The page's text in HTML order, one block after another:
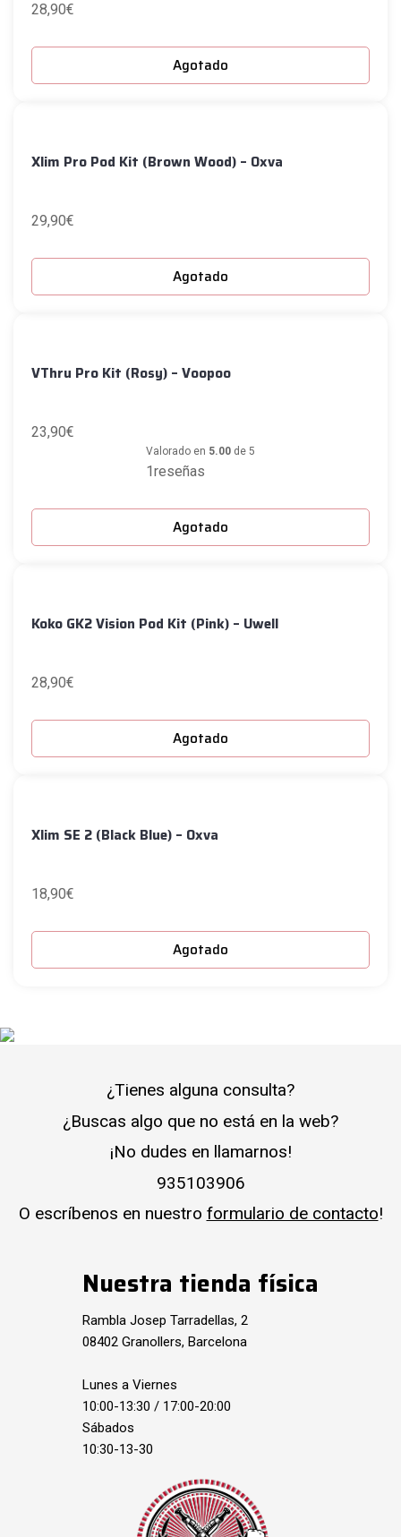
28,90€
Agotado
Xlim Pro Pod Kit (Brown Wood) – Oxva
29,90€
Agotado
VThru Pro Kit (Rosy) – Voopoo
23,90€
Valorado en 5.00 de 5
1reseñas
Agotado
Koko GK2 Vision Pod Kit (Pink) – Uwell
28,90€
Agotado
Xlim SE 2 (Black Blue) – Oxva
18,90€
Agotado
¿Tienes alguna consulta?
¿Buscas algo que no está en la web?
¡No dudes en llamarnos!
935103906
O escríbenos en nuestro formulario de contacto!
Nuestra tienda física
Rambla Josep Tarradellas, 2
08402 Granollers, Barcelona
Lunes a Viernes
10:00-13:30 / 17:00-20:00
Sábados
10:30-13-30